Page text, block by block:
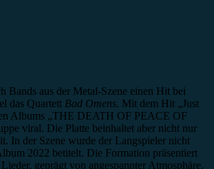
Bands aus der Metal-Szene einen Hit bei
das Quartett Bad Omens. Mit dem Hit „Just
Albums „THE DEATH OF PEACE OF
viral. Die Platte beinhaltet aber nicht nur
In der Szene wurde der Langspieler nicht
2022 betitelt. Die Formation präsentiert
geprägt von angespannter Atmosphäre.